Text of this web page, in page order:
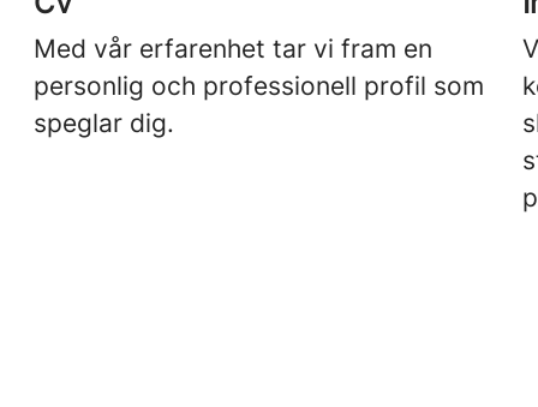
Med vår erfarenhet tar vi fram en
personlig och professionell profil som
speglar dig.